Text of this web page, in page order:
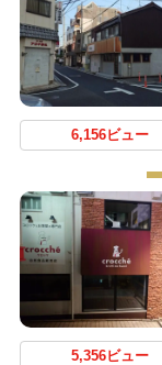
6,156ビュー
5,356ビュー